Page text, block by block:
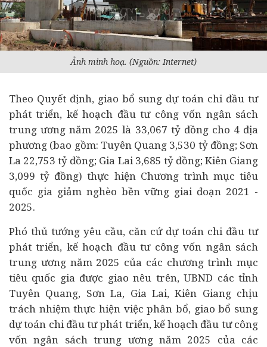
Ảnh minh hoạ. (Nguồn: Internet)
Theo Quyết định, giao bổ sung dự toán chi đầu tư
phát triển, kế hoạch đầu tư công vốn ngân sách
trung ương năm 2025 là 33,067 tỷ đồng cho 4 địa
phương (bao gồm: Tuyên Quang 3,530 tỷ đồng; Sơn
La 22,753 tỷ đồng; Gia Lai 3,685 tỷ đồng; Kiên Giang
3,099 tỷ đồng) thực hiện Chương trình mục tiêu
quốc gia giảm nghèo bền vững giai đoạn 2021 -
2025.
Phó thủ tướng yêu cầu, căn cứ dự toán chi đầu tư
phát triển, kế hoạch đầu tư công vốn ngân sách
trung ương năm 2025 của các chương trình mục
tiêu quốc gia được giao nêu trên, UBND các tỉnh
Tuyên Quang, Sơn La, Gia Lai, Kiên Giang chịu
trách nhiệm thực hiện việc phân bổ, giao bổ sung
dự toán chi đầu tư phát triển, kế hoạch đầu tư công
vốn ngân sách trung ương năm 2025 của các